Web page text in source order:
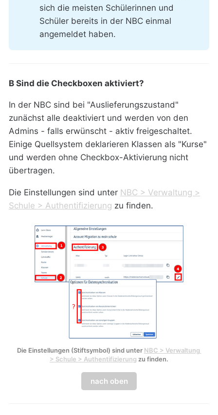
sich die meisten Schülerinnen und
Schüler bereits in der NBC einmal
angemeldet haben.
B Sind die Checkboxen aktiviert?
In der NBC sind bei "Auslieferungszustand"
zunächst alle deaktiviert und werden von den
Admins - falls erwünscht - aktiv freigeschaltet.
Einige Quellsystem deklarieren Klassen als "Kurse"
und werden ohne Checkbox-Aktivierung nicht
übertragen.
Die Einstellungen sind unter NBC > Verwaltung >
Schule > Authentifizierung zu finden.
Die Einstellungen (Stiftsymbol) sind unter NBC > Verwaltung
> Schule > Authentifizierung zu finden.
nach oben